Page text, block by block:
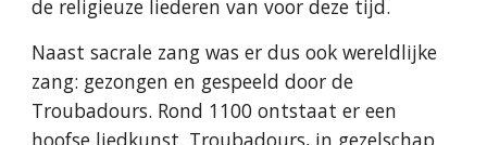
de religieuze liederen van voor deze tijd.
Naast sacrale zang was er dus ook wereldlijke
zang: gezongen en gespeeld door de
Troubadours. Rond 1100 ontstaat er een
hoofse liedkunst. Troubadours, in gezelschap